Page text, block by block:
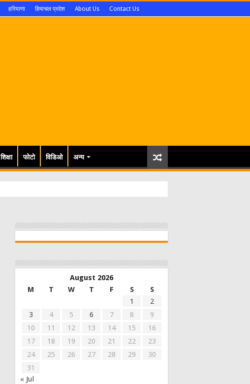
हरियाणा हिमाचल प्रदेश About Us Contact Us
शिक्षा फोटो विडिओ अन्य
August 2026
M
T W T F S
S
1
2
3
4 5 6 7 8
9
10
11 12 13 14 15
16
17
18 19 20 21 22
23
24
25 26 27 28 29
30
31
« Jul